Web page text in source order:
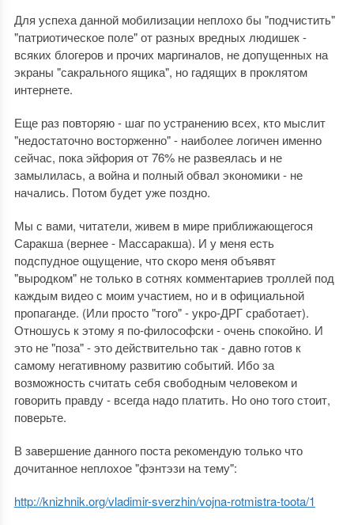
Для успеха данной мобилизации неплохо бы "подчистить"
"патриотическое поле" от разных вредных людишек -
всяких блогеров и прочих маргиналов, не допущенных на
экраны "сакрального ящика", но гадящих в проклятом
интернете.
Еще раз повторяю - шаг по устранению всех, кто мыслит
"недостаточно восторженно" - наиболее логичен именно
сейчас, пока эйфория от 76% не развеялась и не
замылилась, а война и полный обвал экономики - не
начались. Потом будет уже поздно.
Мы с вами, читатели, живем в мире приближающегося
Саракша (вернее - Массаракша). И у меня есть
подспудное ощущение, что скоро меня объявят
"выродком" не только в сотнях комментариев троллей под
каждым видео с моим участием, но и в официальной
пропаганде. (Или просто "того" - укро-ДРГ сработает).
Отношусь к этому я по-философски - очень спокойно. И
это не "поза" - это действительно так - давно готов к
самому негативному развитию событий. Ибо за
возможность считать себя свободным человеком и
говорить правду - всегда надо платить. Но оно того стоит,
поверьте.
В завершение данного поста рекомендую только что
дочитанное неплохое "фэнтэзи на тему":
http://knizhnik.org/vladimir-sverzhin/vojna-rotmistra-toota/1